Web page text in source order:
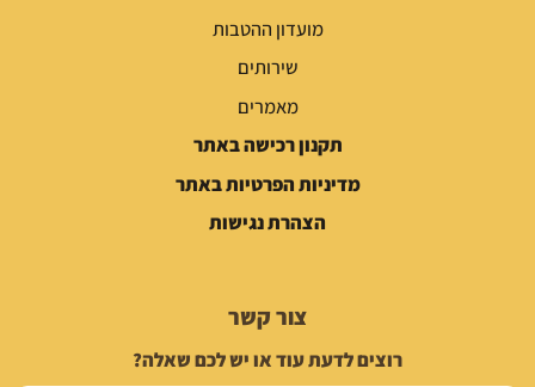
מועדון ההטבות
שירותים
מאמרים
תקנון רכישה באתר
מדיניות הפרטיות באתר
הצהרת נגישות
צור קשר
רוצים לדעת עוד או יש לכם שאלה?